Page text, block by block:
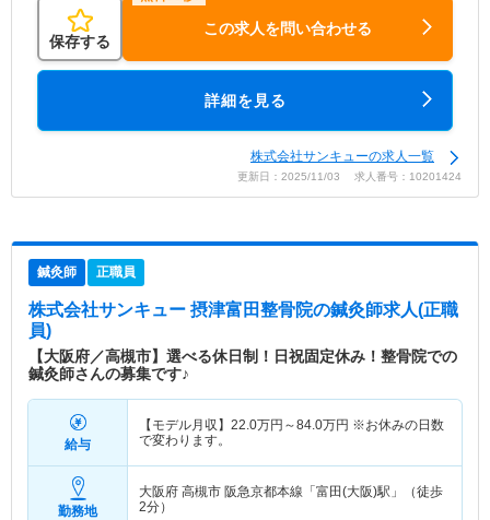
保存する
この求人を問い合わせる
詳細を見る
株式会社サンキューの求人一覧
更新日：2025/11/03 求人番号：10201424
鍼灸師 正職員
株式会社サンキュー 摂津富田整骨院の鍼灸師求人(正職
員)
【大阪府／高槻市】選べる休日制！日祝固定休み！整骨院での
鍼灸師さんの募集です♪
給与
【モデル月収】 22.0万円～84.0万円 ※お休みの日数
で変わります。
勤務地
大阪府 高槻市 阪急京都本線「富田(大阪)駅」（徒歩
2分）